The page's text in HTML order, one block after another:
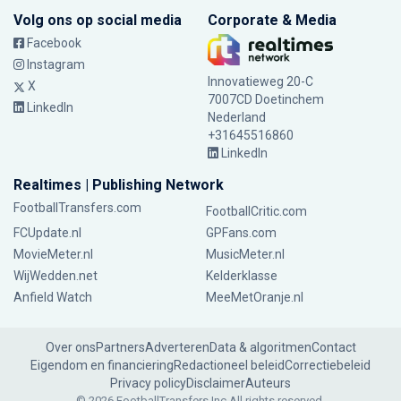
Volg ons op social media
Facebook
Instagram
X
LinkedIn
Corporate & Media
Innovatieweg 20-C
7007CD Doetinchem
Nederland
+31645516860
LinkedIn
Realtimes | Publishing Network
FootballTransfers.com
FootballCritic.com
FCUpdate.nl
GPFans.com
MovieMeter.nl
MusicMeter.nl
WijWedden.net
Kelderklasse
Anfield Watch
MeeMetOranje.nl
Over onsPartnersAdverterenData & algoritmenContact
Eigendom en financieringRedactioneel beleidCorrectiebeleid
Privacy policyDisclaimerAuteurs